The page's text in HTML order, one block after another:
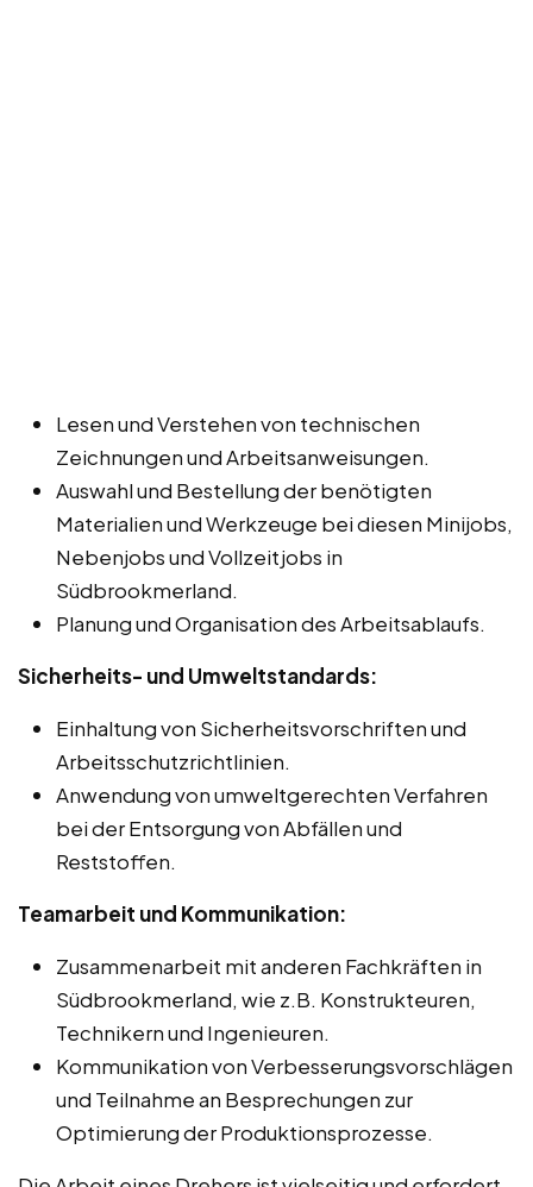
Lesen und Verstehen von technischen
Zeichnungen und Arbeitsanweisungen.
Auswahl und Bestellung der benötigten
Materialien und Werkzeuge bei diesen Minijobs,
Nebenjobs und Vollzeitjobs in
Südbrookmerland.
Planung und Organisation des Arbeitsablaufs.
Sicherheits- und Umweltstandards:
Einhaltung von Sicherheitsvorschriften und
Arbeitsschutzrichtlinien.
Anwendung von umweltgerechten Verfahren
bei der Entsorgung von Abfällen und
Reststoffen.
Teamarbeit und Kommunikation:
Zusammenarbeit mit anderen Fachkräften in
Südbrookmerland, wie z.B. Konstrukteuren,
Technikern und Ingenieuren.
Kommunikation von Verbesserungsvorschlägen
und Teilnahme an Besprechungen zur
Optimierung der Produktionsprozesse.